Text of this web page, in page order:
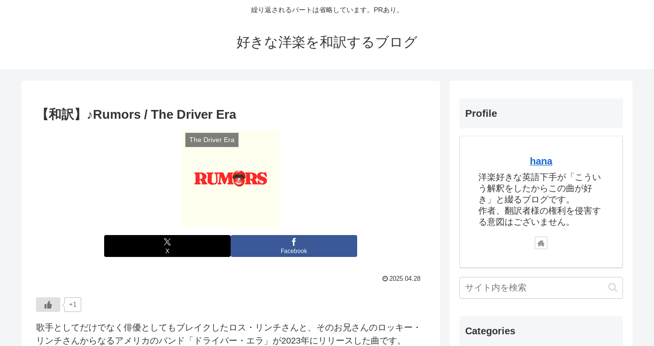
繰り返されるパートは省略しています。PRあり。
好きな洋楽を和訳するブログ
【和訳】♪Rumors / The Driver Era
The Driver Era
X Facebook
2025.04.28
+1
歌手としてだけでなく俳優としてもブレイクしたロス・リンチさんと、そのお兄さんのロッキー・
リンチさんからなるアメリカのバンド「ドライバー・エラ」が2023年にリリースした曲です。
Profile
hana
洋楽好きな英語下手が「こうい
う解釈をしたからこの曲が好
き」と綴るブログです。
作者、翻訳者様の権利を侵害す
る意図はございません。
Categories